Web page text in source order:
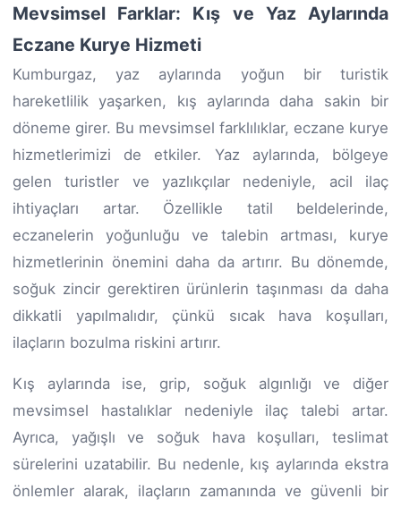
Mevsimsel Farklar: Kış ve Yaz Aylarında
Eczane Kurye Hizmeti
Kumburgaz, yaz aylarında yoğun bir turistik
hareketlilik yaşarken, kış aylarında daha sakin bir
döneme girer. Bu mevsimsel farklılıklar, eczane kurye
hizmetlerimizi de etkiler. Yaz aylarında, bölgeye
gelen turistler ve yazlıkçılar nedeniyle, acil ilaç
ihtiyaçları artar. Özellikle tatil beldelerinde,
eczanelerin yoğunluğu ve talebin artması, kurye
hizmetlerinin önemini daha da artırır. Bu dönemde,
soğuk zincir gerektiren ürünlerin taşınması da daha
dikkatli yapılmalıdır, çünkü sıcak hava koşulları,
ilaçların bozulma riskini artırır.
Kış aylarında ise, grip, soğuk algınlığı ve diğer
mevsimsel hastalıklar nedeniyle ilaç talebi artar.
Ayrıca, yağışlı ve soğuk hava koşulları, teslimat
sürelerini uzatabilir. Bu nedenle, kış aylarında ekstra
önlemler alarak, ilaçların zamanında ve güvenli bir